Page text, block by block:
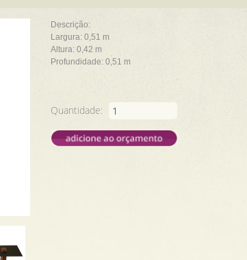
Descrição:
Largura: 0,51 m
Altura: 0,42 m
Profundidade: 0,51 m
Quantidade: